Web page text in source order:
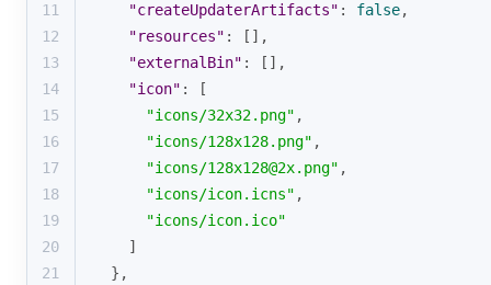
11
"createUpdaterArtifacts" : false,
12
"resources" : [],
13
"externalBin" : [],
14
"icon" : [
15
"icons/32x32.png" ,
16
"icons/128x128.png" ,
17
"icons/128x128@2x.png" ,
18
"icons/icon.icns" ,
19
"icons/icon.ico"
20
    ]
21
  },